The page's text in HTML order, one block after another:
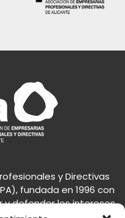
y Directivas
fundada en 1996 con
y defender los intereses